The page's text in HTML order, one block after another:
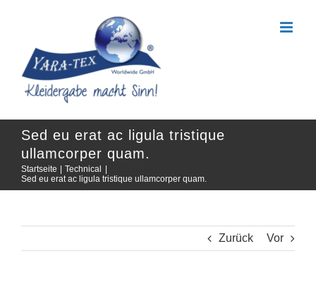
springen
Sed eu erat ac ligula tristique
ullamcorper quam.
Startseite
Technical
Sed eu erat ac ligula tristique ullamcorper quam.
Zurück Vor